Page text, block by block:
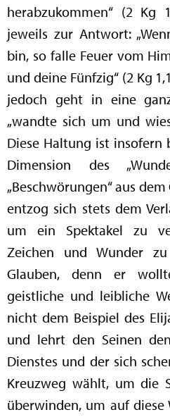
herabzukommen“ (2 Kg
jeweils zur Antwort:
bin, so falle Feuer vom
und deine Fünfzig“ (2 Kg
jedoch geht in eine
„wandte sich um und
Diese Haltung ist insofern
Dimension des
„Beschwörungen“ aus
entzog sich stets dem
um ein Spektakel zu
Zeichen und Wunder
Glauben, denn er
geistliche und leibliche
nicht dem Beispiel des
und lehrt den Seinen
Dienstes und der sich
Kreuzweg wählt, um die
überwinden, um auf diese